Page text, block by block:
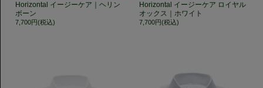
Horizontal イージーケア｜ヘリン
ボーン
7,700円(税込)
Horizontal イージーケア ロイヤル
オックス｜ホワイト
7,700円(税込)